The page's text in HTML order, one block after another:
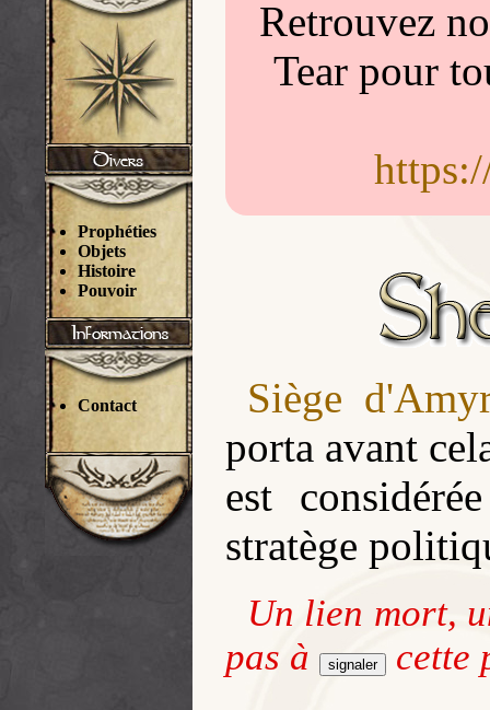
Prophéties
Objets
Histoire
Pouvoir
Contact
Retrouvez
Tear pour
Siège
porta avant
est
stratège
Un lien mort,
pas à
cette